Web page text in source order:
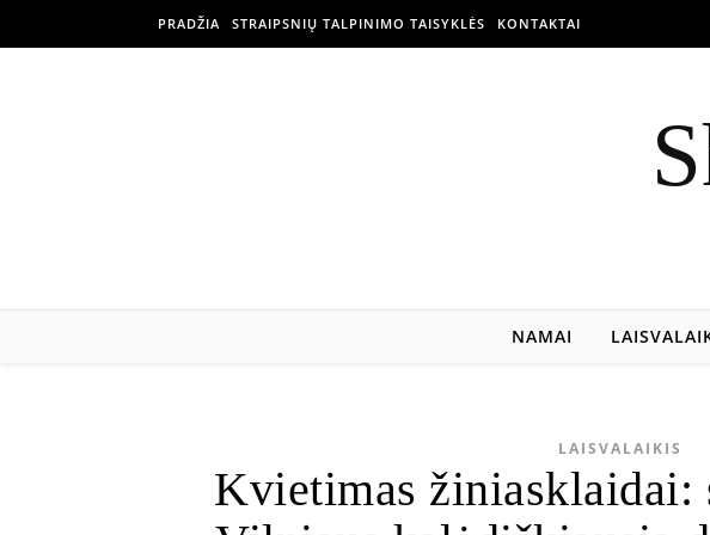
PRADŽIA STRAIPSNIŲ TALPINIMO TAISYKLĖS KONTAKTAI
NAMAI
LAISVALAIKIS
Kvietimas žiniasklaidai: